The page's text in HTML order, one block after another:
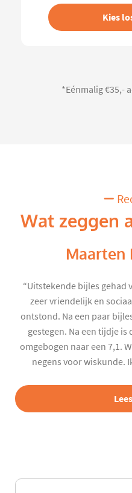
Kies
*Eénmalig €35,-
Wat zeggen
Maarten
“Uitstekende bijles gehad
zeer vriendelijk en
ontstond. Na een paar
gestegen. Na een tijdje
omgebogen naar een 7,1.
negens voor wiskunde.